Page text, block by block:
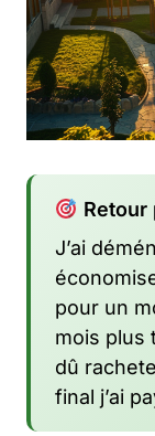
Retour
J’ai
pour un
mois plus
dû
final j’ai